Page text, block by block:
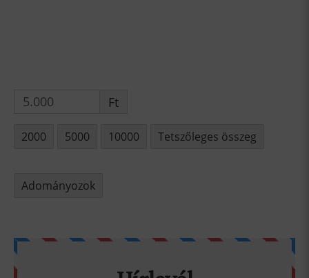
Ft
2000 5000 10000 Tetszőleges összeg
Adományozok